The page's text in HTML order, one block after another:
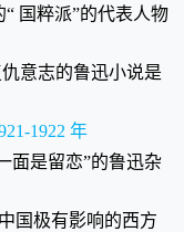
“ 国粹派”的代表人物
意志的鲁迅小说是
1922 年
面是留恋”的鲁迅杂
国极有影响的西方